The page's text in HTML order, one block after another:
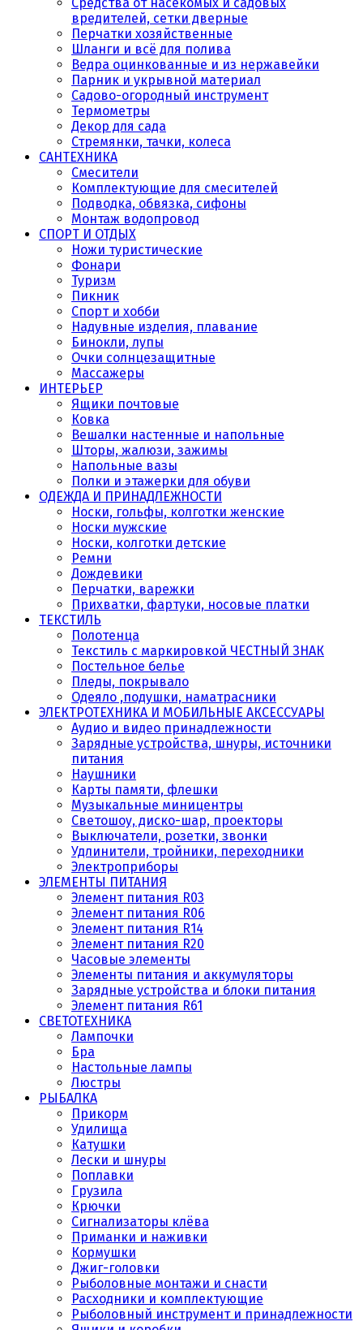
вредителей, сетки дверные
Перчатки хозяйственные
Шланги и всё для полива
Ведра оцинкованные и из нержавейки
Парник и укрывной материал
Садово-огородный инструмент
Термометры
Декор для сада
Стремянки, тачки, колеса
САНТЕХНИКА
Смесители
Комплектующие для смесителей
Подводка, обвязка, сифоны
Монтаж водопровод
СПОРТ И ОТДЫХ
Ножи туристические
Фонари
Туризм
Пикник
Спорт и хобби
Надувные изделия, плавание
Бинокли, лупы
Очки солнцезащитные
Массажеры
ИНТЕРЬЕР
Ящики почтовые
Ковка
Вешалки настенные и напольные
Шторы, жалюзи, зажимы
Напольные вазы
Полки и этажерки для обуви
ОДЕЖДА И ПРИНАДЛЕЖНОСТИ
Носки, гольфы, колготки женские
Носки мужские
Носки, колготки детские
Ремни
Дождевики
Перчатки, варежки
Прихватки, фартуки, носовые платки
ТЕКСТИЛЬ
Полотенца
Текстиль с маркировкой ЧЕСТНЫЙ ЗНАК
Постельное белье
Пледы, покрывало
Одеяло ,подушки, наматрасники
ЭЛЕКТРОТЕХНИКА И МОБИЛЬНЫЕ АКСЕССУАРЫ
Аудио и видео принадлежности
Зарядные устройства, шнуры, источники
питания
Наушники
Карты памяти, флешки
Музыкальные миницентры
Светошоу, диско-шар, проекторы
Выключатели, розетки, звонки
Удлинители, тройники, переходники
Электроприборы
ЭЛЕМЕНТЫ ПИТАНИЯ
Элемент питания R03
Элемент питания R06
Элемент питания R14
Элемент питания R20
Часовые элементы
Элементы питания и аккумуляторы
Зарядные устройства и блоки питания
Элемент питания R61
СВЕТОТЕХНИКА
Лампочки
Бра
Настольные лампы
Люстры
РЫБАЛКА
Прикорм
Удилища
Катушки
Лески и шнуры
Поплавки
Грузила
Крючки
Сигнализаторы клёва
Приманки и наживки
Кормушки
Джиг-головки
Рыболовные монтажи и снасти
Расходники и комплектующие
Рыболовный инструмент и принадлежности